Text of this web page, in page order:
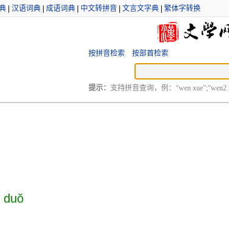
| 汉语词典| 成语词典| 中文转拼音| 文言文字典| 繁体字转换
按拼音检索 按部首检索
提示： 支持拼音查询，例：“wen
duǒ